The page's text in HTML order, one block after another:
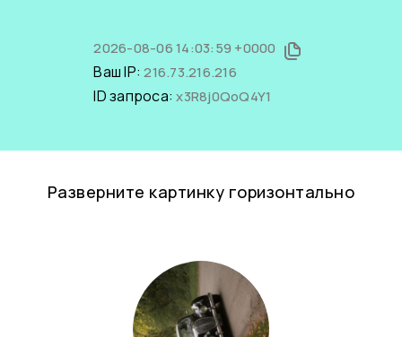
2026-08-06 14:03:59 +0000
Ваш IP:216.73.216.216
ID запроса:x3R8j0QoQ4Y1
Разверните картинку горизонтально